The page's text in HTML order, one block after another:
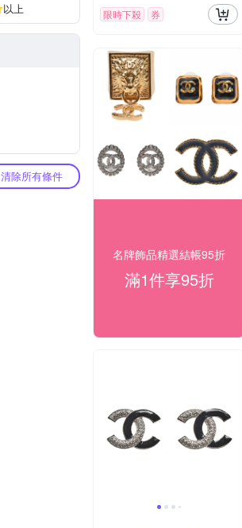
以上
清除所有條件
限時下殺 券
名牌飾品精選結帳95折
滿1件享95折